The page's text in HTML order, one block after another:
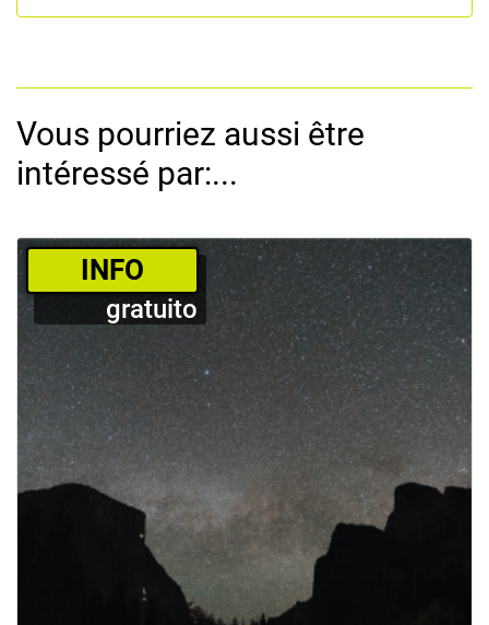
Vous pourriez aussi être
intéressé par:...
­INFO
gratuito